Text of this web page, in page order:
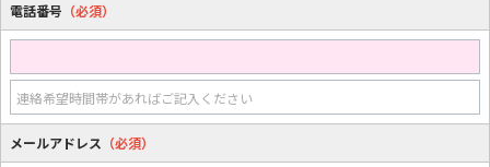
電話番号 （必須）
連絡希望時間帯があればご記入ください
メールアドレス （必須）